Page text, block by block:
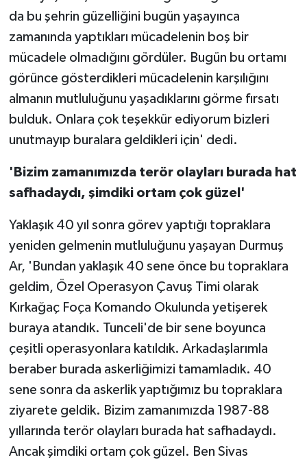
da bu şehrin güzelliğini bugün yaşayınca
zamanında yaptıkları mücadelenin boş bir
mücadele olmadığını gördüler. Bugün bu ortamı
görünce gösterdikleri mücadelenin karşılığını
almanın mutluluğunu yaşadıklarını görme fırsatı
bulduk. Onlara çok teşekkür ediyorum bizleri
unutmayıp buralara geldikleri için' dedi.
'Bizim zamanımızda terör olayları burada hat
safhadaydı, şimdiki ortam çok güzel'
Yaklaşık 40 yıl sonra görev yaptığı topraklara
yeniden gelmenin mutluluğunu yaşayan Durmuş
Ar, 'Bundan yaklaşık 40 sene önce bu topraklara
geldim, Özel Operasyon Çavuş Timi olarak
Kırkağaç Foça Komando Okulunda yetişerek
buraya atandık. Tunceli'de bir sene boyunca
çeşitli operasyonlara katıldık. Arkadaşlarımla
beraber burada askerliğimizi tamamladık. 40
sene sonra da askerlik yaptığımız bu topraklara
ziyarete geldik. Bizim zamanımızda 1987-88
yıllarında terör olayları burada hat safhadaydı.
Ancak şimdiki ortam çok güzel. Ben Sivas